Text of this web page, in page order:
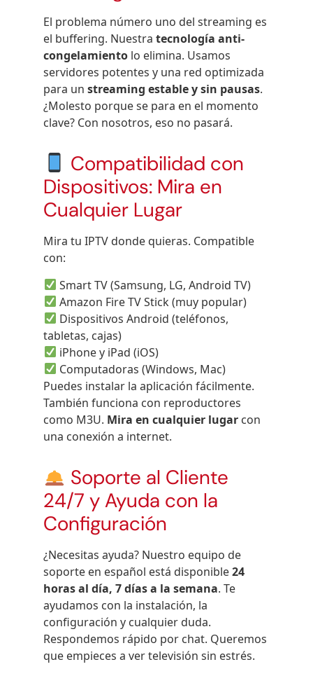
El problema número uno del streaming es
el buffering. Nuestratecnología anti-
congelamiento lo elimina. Usamos
servidores potentes y una red optimizada
para unstreaming estable y sin pausas.
¿Molesto porque se para en el momento
clave? Con nosotros, eso no pasará.
Compatibilidad con
Dispositivos: Mira en
Cualquier Lugar
Mira tu IPTV donde quieras. Compatible
con:
Smart TV (Samsung, LG, Android TV)
Amazon Fire TV Stick (muy popular)
Dispositivos Android (teléfonos,
tabletas, cajas)
iPhone y iPad (iOS)
Computadoras (Windows, Mac)
Puedes instalar la aplicación fácilmente.
También funciona con reproductores
como M3U. Mira en cualquier lugar con
una conexión a internet.
Soporte al Cliente
24/7 y Ayuda con la
Configuración
¿Necesitas ayuda? Nuestro equipo de
soporte en español está disponible24
horas al día, 7 días a la semana. Te
ayudamos con la instalación, la
configuración y cualquier duda.
Respondemos rápido por chat. Queremos
que empieces a ver televisión sin estrés.